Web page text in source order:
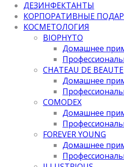
ДЕЗИНФЕКТАНТЫ
КОРПОРАТИВНЫЕ
КОСМЕТОЛОГИЯ
BIOPHYTO
Домашнее
CHATEAU DE BEAUTE
Домашнее
COMODEX
Домашнее
FOREVER YOUNG
Домашнее